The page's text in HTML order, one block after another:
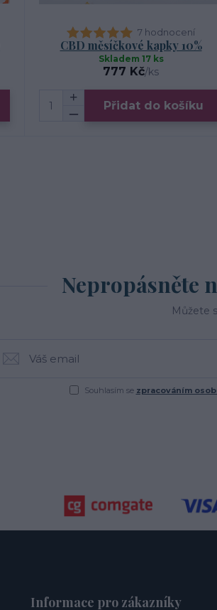
7 hodnocení
CBD měsíčkové kapky 10%
777 Kč/ks
Skladem 17 ks
Přidat do košíku
Nepropásněte
Můžete
Souhlasím se zpracováním
Informace pro zákazníky